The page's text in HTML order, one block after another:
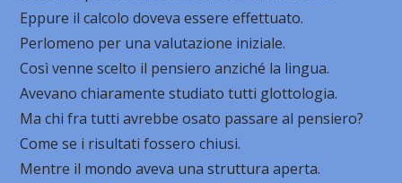
Eppure il calcolo doveva essere effettuato.
Perlomeno per una valutazione iniziale.
Così venne scelto il pensiero anziché la lingua.
Avevano chiaramente studiato tutti glottologia.
Ma chi fra tutti avrebbe osato passare al pensiero?
Come se i risultati fossero chiusi.
Mentre il mondo aveva una struttura aperta.